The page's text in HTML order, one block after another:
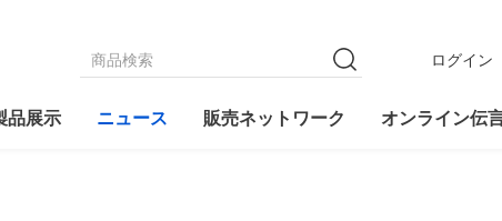
豆性爱视频,国产麻豆ログイン
品展示 ニュース 販売ネットワーク オンライン伝